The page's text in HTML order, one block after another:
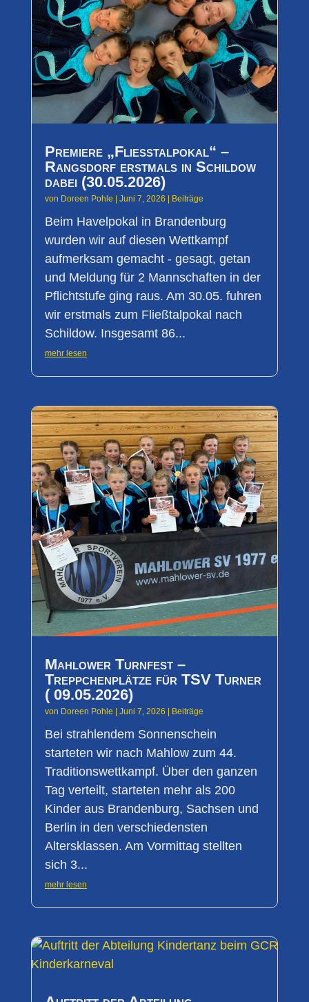
Premiere „Fließtalpokal“ –
Rangsdorf erstmals in Schildow
dabei (30.05.2026)
von Doreen Pohle Juni 7, 2026 Beiträge
Beim Havelpokal in Brandenburg
wurden wir auf diesen Wettkampf
aufmerksam gemacht - gesagt, getan
und Meldung für 2 Mannschaften in der
Pflichtstufe ging raus. Am 30.05. fuhren
wir erstmals zum Fließtalpokal nach
Schildow. Insgesamt 86...
mehr lesen
Mahlower Turnfest –
Treppchenplätze für TSV Turner
( 09.05.2026)
von Doreen Pohle | Juni 7, 2026 | Beiträge
Bei strahlendem Sonnenschein
starteten wir nach Mahlow zum 44.
Traditionswettkampf. Über den ganzen
Tag verteilt, starteten mehr als 200
Kinder aus Brandenburg, Sachsen und
Berlin in den verschiedensten
Altersklassen. Am Vormittag stellten
sich 3...
mehr lesen